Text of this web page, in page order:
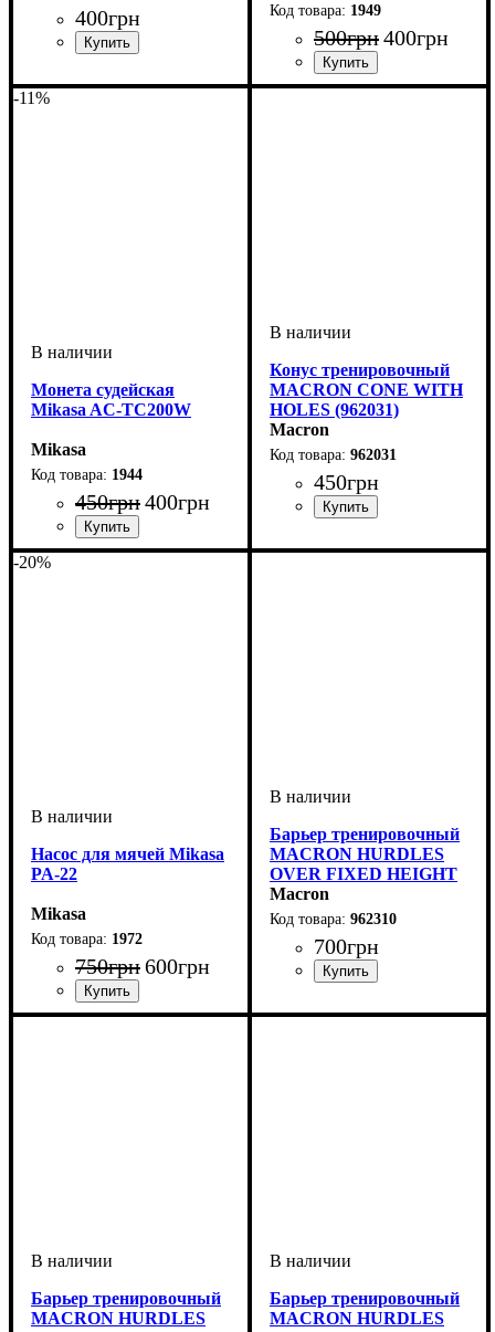
400грн 1949
500грн400грн
Пол: Унисекс
Производитель: Mikasa
Цвет: Белый
-11%
Монета судейская
Mikasa AC-TC200W
Mikasa
1944
450грн400грн
Пол: Унисекс
Производитель: Mikasa
Цвет: Синий
Конус тренировочный
MACRON CONE WITH
HOLES (962031)
Macron
962031
450грн
-20%
Насос для мячей Mikasa
PA-22
Mikasa
1972
750грн600грн
Пол: Унисекс
Производитель: Mikasa
Цвет: Синий
Барьер тренировочный
MACRON HURDLES
OVER FIXED HEIGHT
10 (962310)
Macron
962310
700грн
Барьер тренировочный
MACRON HURDLES
Барьер тренировочный
MACRON HURDLES